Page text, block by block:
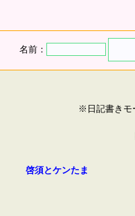
名前：
※日記書きモ
啓須とケンたま